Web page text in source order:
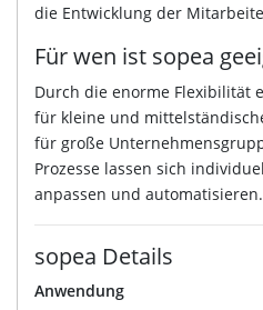
die Entwicklung der
Für wen ist sopea
Durch die enorme Flexibilität
für kleine und
für große
Prozesse lassen sich
anpassen und automatisieren.
sopea Details
Anwendung